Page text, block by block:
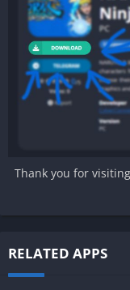
Thank you for
RELATED APPS